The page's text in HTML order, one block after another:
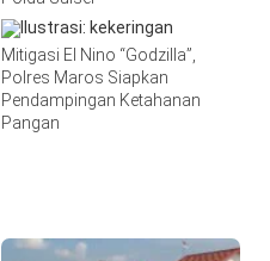
Mitigasi El Nino “Godzilla”,
Polres Maros Siapkan
Pendampingan Ketahanan
Pangan